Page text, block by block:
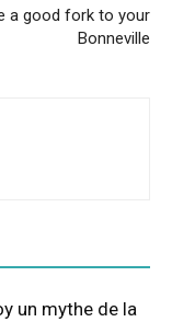
a good fork to your
Bonneville
un mythe de la